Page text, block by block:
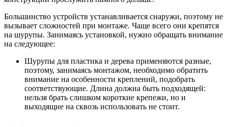
Большинство устройств устанавливается снаружи, поэтому не
вызывает сложностей при монтаже. Чаще всего они крепятся
на шурупы. Занимаясь установкой, нужно обращать внимание
на следующее:
Шурупы для пластика и дерева применяются разные,
поэтому, занимаясь монтажом, необходимо обратить
внимание на особенности креплений, подобрать
соответствующие. Длина должна быть подходящей:
нельзя брать слишком короткие крепежи, но и
выходящие на сквозь использовать не стоит.